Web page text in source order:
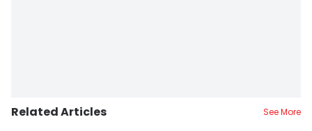
Related Articles See More